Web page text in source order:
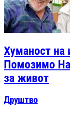
Хуманост на
Помозимо
за живот
Друштво